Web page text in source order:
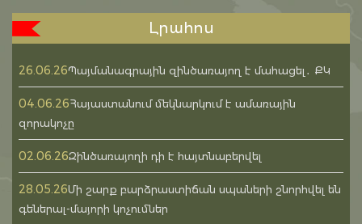
Լրահոս
26.06.26Պայմանագրային զինծառայող է մահացել․ ՔԿ
04.06.26Հայաստանում մեկնարկում է ամառային
զորակոչը
02.06.26Զինծառայողի դի է հայտնաբերվել
28.05.26Մի շարք բարձրաստիճան սպաների շնորհվել են
գեներալ-մայորի կոչումներ